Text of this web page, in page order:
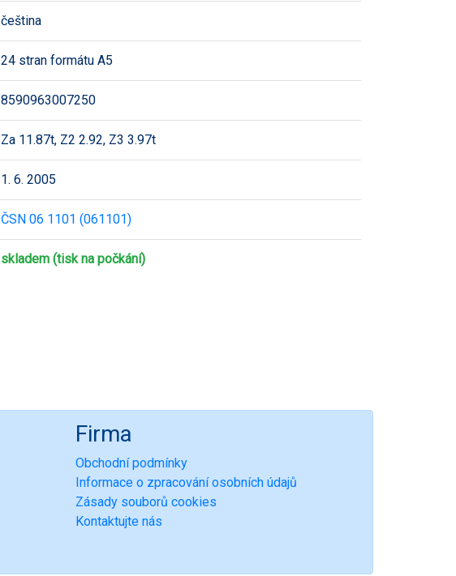
čeština
24 stran formátu A5
8590963007250
Za 11.87t, Z2 2.92, Z3 3.97t
1. 6. 2005
ČSN 06 1101 (061101)
skladem (tisk na počkání)
Firma
Obchodní podmínky
Informace o zpracování osobních údajů
Zásady souborů cookies
Kontaktujte nás